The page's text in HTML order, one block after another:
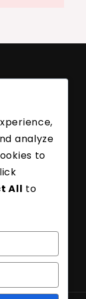
analyze
to
All to